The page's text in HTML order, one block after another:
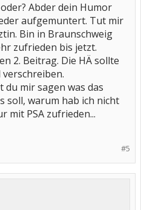
Abder dein Humor
aufgemuntert. Tut mir
Bin in Braunschweig
zufrieden bis jetzt.
2. Beitrag. Die HÄ sollte
du mir sagen was das
soll, warum hab ich nicht
mit PSA zufrieden...
#5